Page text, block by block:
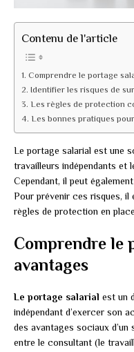
Contenu de l'article
Comprendre le portage
Identifier les risques de
Les règles de protection
Les bonnes pratiques
Le portage salarial est une
travailleurs indépendants et
Cependant, il peut
Pour prévenir ces risques, il
règles de protection en
Comprendre le
avantages
Le portage salarial est un
indépendant d’exercer son
des avantages sociaux d’un
entre le consultant (le